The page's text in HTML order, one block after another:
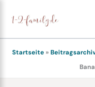
Inhalt
springen
Startseite»